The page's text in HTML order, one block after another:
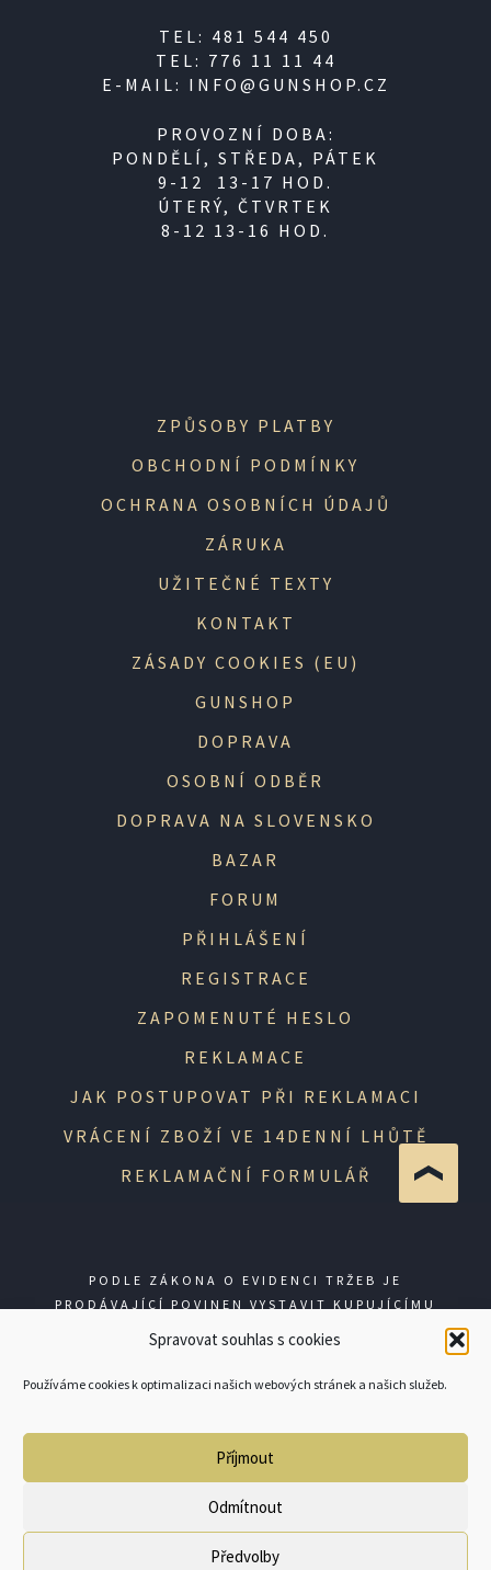
Spravovat souhlas s cookies
Používáme cookies k optimalizaci našich webových stránek a našich služeb.
Příjmout
Odmítnout
Předvolby
TEL: 481 544 450
TEL: 776 11 11 44
E-MAIL: INFO@GUNSHOP.CZ
PROVOZNÍ DOBA:
PONDĚLÍ, STŘEDA, PÁTEK
9-12 13-17 HOD.
ÚTERÝ, ČTVRTEK
8-12 13-16 HOD.
ZPŮSOBY PLATBY
OBCHODNÍ PODMÍNKY
OCHRANA OSOBNÍCH ÚDAJŮ
ZÁRUKA
UŽITEČNÉ TEXTY
KONTAKT
ZÁSADY COOKIES (EU)
GUNSHOP
DOPRAVA
OSOBNÍ ODBĚR
DOPRAVA NA SLOVENSKO
BAZAR
FORUM
PŘIHLÁŠENÍ
REGISTRACE
ZAPOMENUTÉ HESLO
REKLAMACE
JAK POSTUPOVAT PŘI REKLAMACI
VRÁCENÍ ZBOŽÍ VE 14DENNÍ LHŮTĚ
REKLAMAČNÍ FORMULÁŘ
PODLE ZÁKONA O EVIDENCI TRŽEB JE
PRODÁVAJÍCÍ POVINEN VYSTAVIT KUPUJÍCÍMU
PŘIJATOU TRŽBU U SPRÁVCE DANĚ ONLINE; V
PŘÍPADĚ TECHNICKÉHO VÝPADKU PAK NEJPOZDĚJI
© GUNSHOP 2026